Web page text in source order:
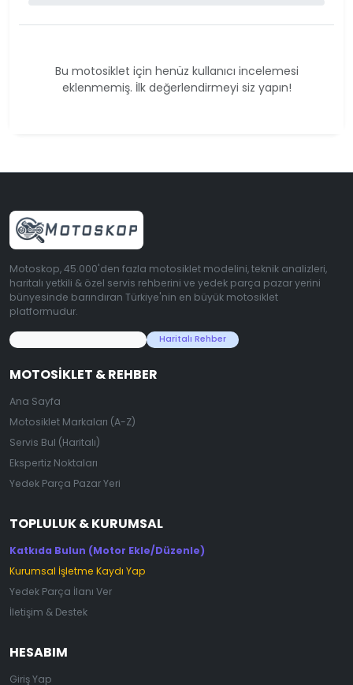
Bu motosiklet için henüz kullanıcı incelemesi
eklenmemiş. İlk değerlendirmeyi siz yapın!
Motoskop, 45.000'den fazla motosiklet modelini, teknik analizleri,
haritalı yetkili & özel servis rehberini ve yedek parça pazar yerini
bünyesinde barındıran Türkiye'nin en büyük motosiklet
platformudur.
Haritalı Rehber
MOTOSIKLET & REHBER
Ana Sayfa
Motosiklet Markaları (A-Z)
Servis Bul (Haritalı)
Ekspertiz Noktaları
Yedek Parça Pazar Yeri
TOPLULUK & KURUMSAL
Katkıda Bulun (Motor Ekle/Düzenle)
Kurumsal İşletme Kaydı Yap
Yedek Parça İlanı Ver
İletişim & Destek
HESABIM
Giriş Yap